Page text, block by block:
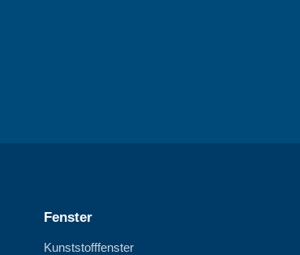
Fenster
Kunststofffenster